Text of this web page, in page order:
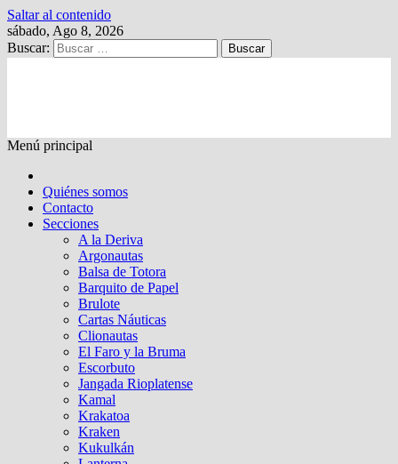
Saltar al contenido
sábado, Ago 8, 2026
Buscar:
Menú principal
Quiénes somos
Contacto
Secciones
A la Deriva
Argonautas
Balsa de Totora
Barquito de Papel
Brulote
Cartas Náuticas
Clionautas
El Faro y la Bruma
Escorbuto
Jangada Rioplatense
Kamal
Krakatoa
Kraken
Kukulkán